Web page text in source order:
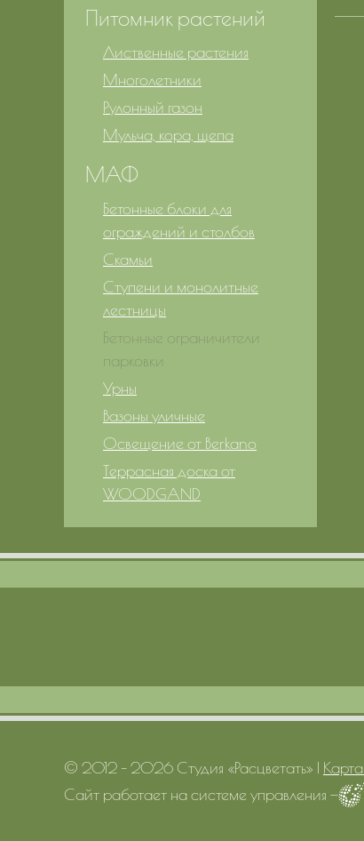
Питомник растений
Лиственные растения
Многолетники
Рулонный газон
Мульча, кора, щепа
МАФ
Бетонные блоки для
ограждений и столбов
Скамьи
Ступени и монолитные
лестницы
Бетонные ограничители
парковки
Урны
Вазоны уличные
Освещение от Berkano
Террасная доска от
WOODGAND
© 2012 – 2026 Студия «Расцветать» |
Сайт работает на системе управления —